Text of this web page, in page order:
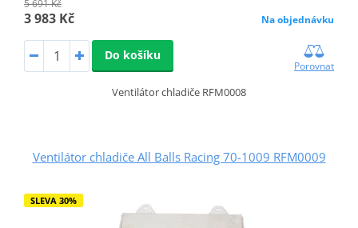
5 691 Kč
3 983 Kč Na objednávku
Do košíku
Porovnat
Ventilátor chladiče RFM0008
Ventilátor chladiče All Balls Racing 70-1009 RFM0009
SLEVA 30%